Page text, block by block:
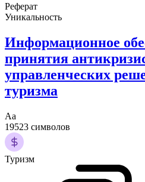
Реферат
Уникальность
Информационное
принятия
управленческих
туризма
Аа
19523 символов
Туризм